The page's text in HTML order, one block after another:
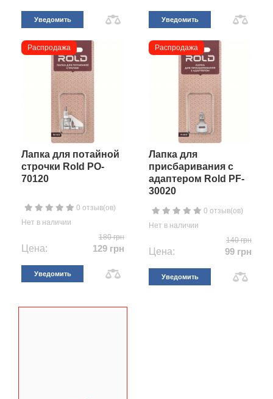
Уведомить Уведомить
Распродажа
Лапка для потайной
строчки Rold PO-
70120
0 отзыв(ов)
Нет в наличии
180 грн
Цена: 129 грн
Уведомить
Распродажа
Лапка для
присбаривания с
адаптером Rold PF-
30020
0 отзыв(ов)
Нет в наличии
140 грн
Цена: 99 грн
Уведомить